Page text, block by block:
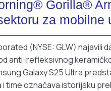
Gorilla®
za mobilne
(NYSE: GLW) najavili
anti-refleksivnog
Galaxy S25 Ultra
time označava istorijsku